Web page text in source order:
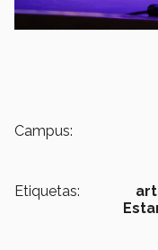
Campus:
Etiquetas: